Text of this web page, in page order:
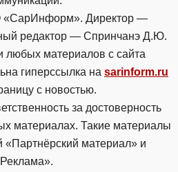
Директор —
редактор — Спринчанэ Д.Ю.
любых материалов с сайта
гиперссылка на sarinform.ru
с новостью.
за достоверность
материалах. Такие материалы
«Партнёрский материал» и